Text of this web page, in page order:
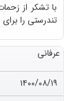
با تشکر از
تندرستی را
عرفانی
۱۴۰۰/۰۸/۱۹